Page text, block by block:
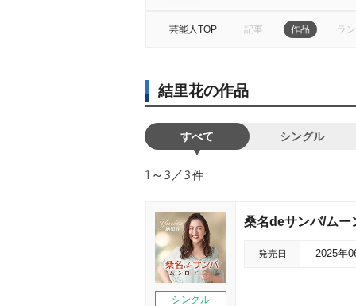
芸能人TOP 記事 作品 ラ
結里花の作品
すべて シングル
1～3／3件
シングル
桑名deサンバ/ムー
発売日 2025年